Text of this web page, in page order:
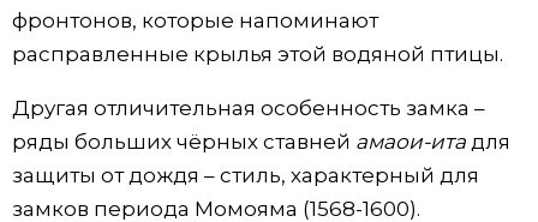
фронтонов, которые напоминают
расправленные крылья этой водяной птицы.
Другая отличительная особенность замка –
ряды больших чёрных ставней амаои-итадля
защиты от дождя – стиль, характерный для
замков периода Момояма (1568-1600).